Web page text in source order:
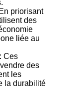
En priorisant
des
liée au
Ces
des
les
la durabilité